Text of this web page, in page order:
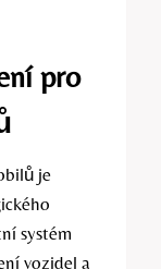
pro
je
systém
vozidel a